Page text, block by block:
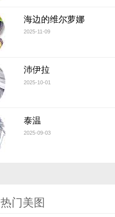
海边的维尔萝娜
2025-11-09
沛伊拉
2025-10-01
泰温
2025-09-03
热门美图